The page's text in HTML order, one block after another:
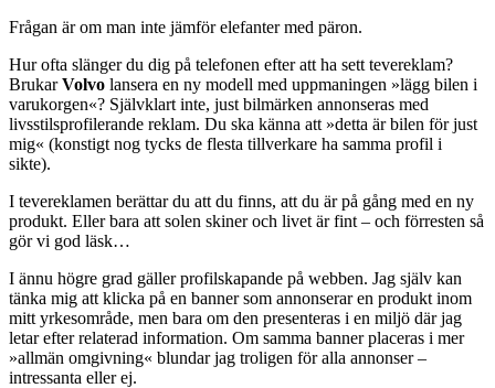
Frågan är om man inte jämför elefanter med päron.
Hur ofta slänger du dig på telefonen efter att ha sett tevereklam?
BrukarVolvo lansera en ny modell med uppmaningen »lägg bilen i
varukorgen«? Självklart inte, just bilmärken annonseras med
livsstilsprofilerande reklam. Du ska känna att »detta är bilen för just
mig« (konstigt nog tycks de flesta tillverkare ha samma profil i
sikte).
I tevereklamen berättar du att du finns, att du är på gång med en ny
produkt. Eller bara att solen skiner och livet är fint – och förresten så
gör vi god läsk…
I ännu högre grad gäller profilskapande på webben. Jag själv kan
tänka mig att klicka på en banner som annonserar en produkt inom
mitt yrkesområde, men bara om den presenteras i en miljö där jag
letar efter relaterad information. Om samma banner placeras i mer
»allmän omgivning« blundar jag troligen för alla annonser –
intressanta eller ej.